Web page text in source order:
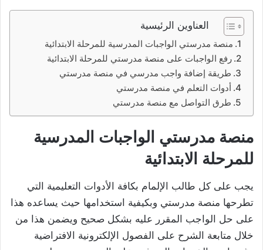
العناوين الرئيسية
منصة مدرستي الواجبات المدرسية للمرحلة الابتدائية
رفع الواجبات على منصة مدرستي للمرحلة الابتدائية
طريقة إضافة واجب مدرسي في منصة مدرستي
أدوات التعلم في منصة مدرستي
طرق التواصل مع منصة مدرستي
منصة مدرستي الواجبات المدرسية
للمرحلة الابتدائية
يجب على كل طالب الإلمام بكافة الأدوات التعليمية التي
تطرحها منصة مدرستي وبكيفية استخدامها حيث يساعده هذا
على حل الواجب المقرر عليه بشكل صحيح ويضمن هذا من
خلال متابعة الشرح على الفصول الإلكترونية الافتراضية